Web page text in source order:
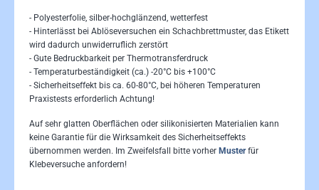
- Polyesterfolie, silber-hochglänzend, wetterfest
- Hinterlässt bei Ablöseversuchen ein Schachbrettmuster, das Etikett
wird dadurch unwiderruflich zerstört
- Gute Bedruckbarkeit per Thermotransferdruck
- Temperaturbeständigkeit (ca.) -20°C bis +100°C
- Sicherheitseffekt bis ca. 60-80°C, bei höheren Temperaturen
Praxistests erforderlich Achtung!
Auf sehr glatten Oberflächen oder silikonisierten Materialien kann
keine Garantie für die Wirksamkeit des Sicherheitseffekts
übernommen werden. Im Zweifelsfall bitte vorher Musterfür
Klebeversuche anfordern!